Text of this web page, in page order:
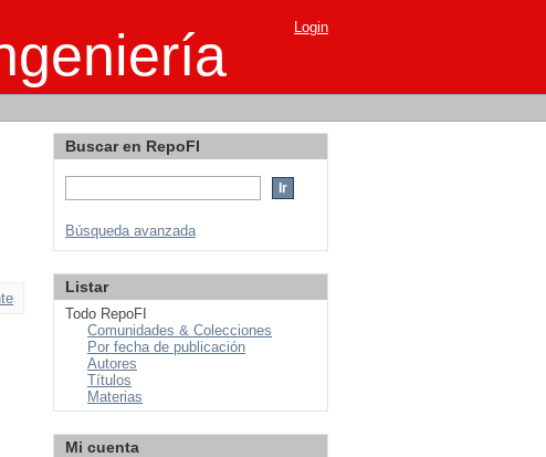
Login
Buscar en RepoFI
Búsqueda avanzada
Listar
Todo RepoFI
Comunidades & Colecciones
Por fecha de publicación
Autores
Títulos
Materias
Mi cuenta